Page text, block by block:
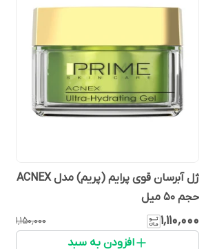
ژل آبرسان قوی پرایم (پریم) مدل ACNEX
حجم 50 میل
۱٬۱۱۰٬۰۰۰ ۱٬۱۵۰٬۰۰۰
افزودن به سبد